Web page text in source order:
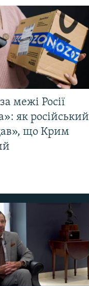
межі Росії
як російський
що Крим